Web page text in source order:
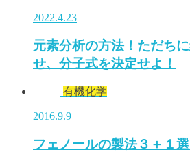
2022.4.23
元素分析の方法！ただち
せ、分子式を決定せよ！
有機化学
2016.9.9
フェノールの製法３＋１